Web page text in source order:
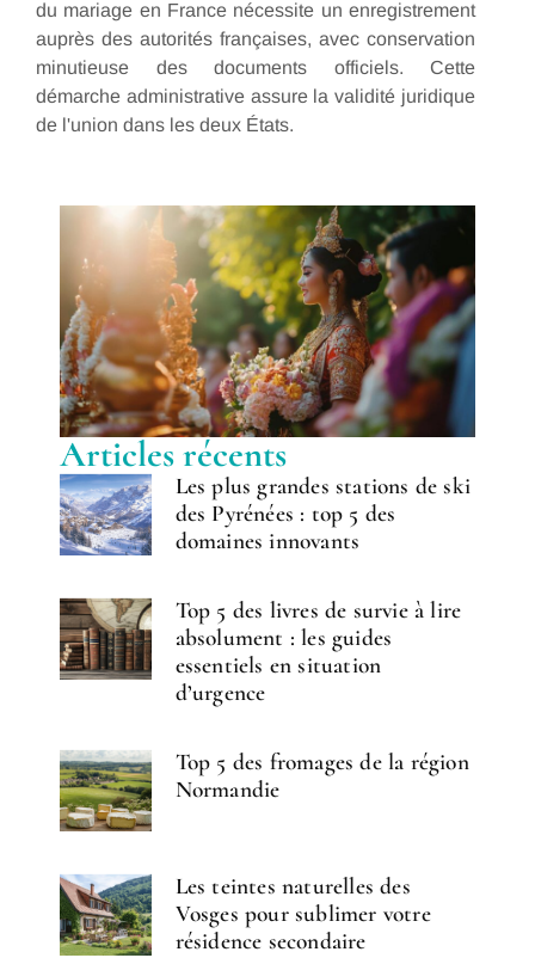
du mariage en France nécessite un enregistrement
auprès des autorités françaises, avec conservation
minutieuse des documents officiels. Cette
démarche administrative assure la validité juridique
de l'union dans les deux États.
Articles récents
Les plus grandes stations de ski
des Pyrénées : top 5 des
domaines innovants
Top 5 des livres de survie à lire
absolument : les guides
essentiels en situation
d’urgence
Top 5 des fromages de la région
Normandie
Les teintes naturelles des
Vosges pour sublimer votre
résidence secondaire